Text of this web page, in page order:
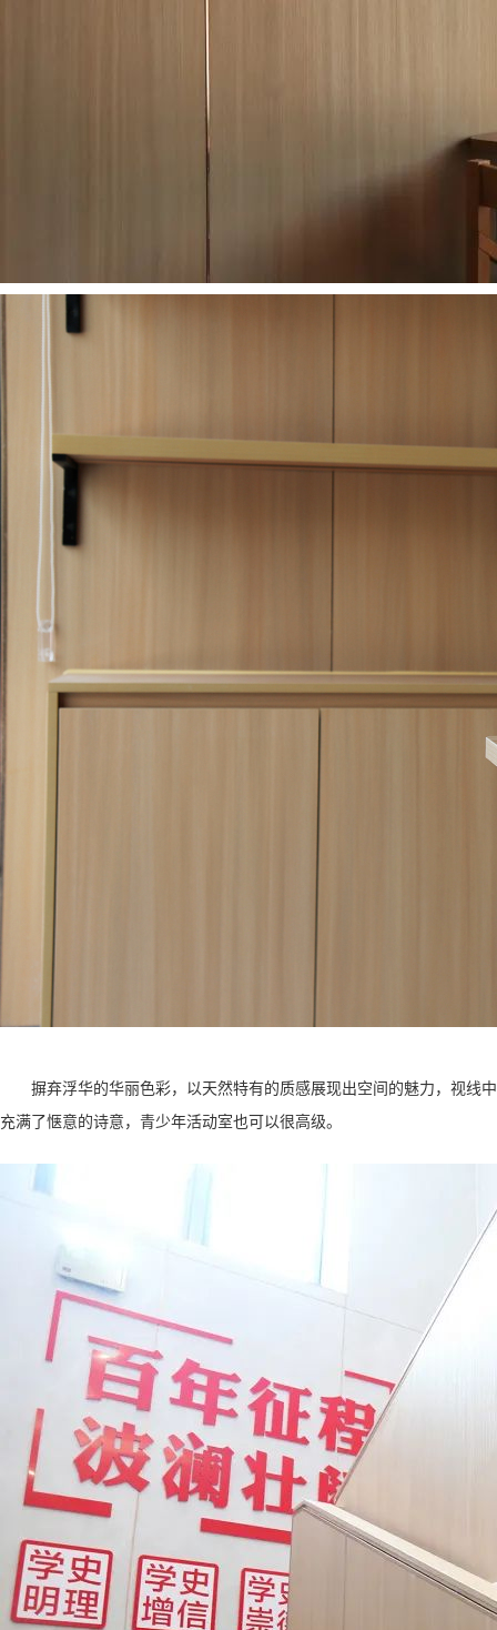
摒弃浮华的华丽色彩，以天然特有的质感展现出空间的魅力，视线中
充满了惬意的诗意，青少年活动室也可以很高级。